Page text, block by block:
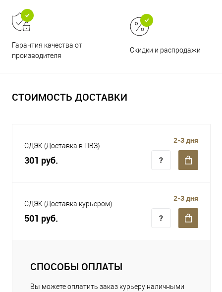
Гарантия качества от
производителя
Скидки и распродажи
СТОИМОСТЬ ДОСТАВКИ
СДЭК (Доставка в ПВЗ)
301 руб.
2-3 дня
СДЭК (Доставка курьером)
501 руб.
2-3 дня
СПОСОБЫ ОПЛАТЫ
Вы можете оплатить заказ курьеру наличными